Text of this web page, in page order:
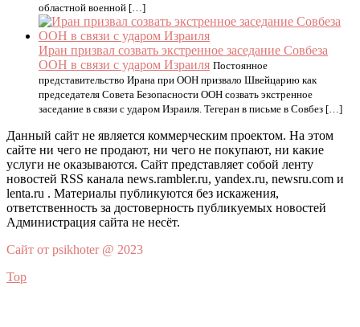
областной военной […]
Иран призвал созвать экстренное заседание Совбеза
ООН в связи с ударом Израиля Постоянное
представительство Ирана при ООН призвало Швейцарию как
председателя Совета Безопасности ООН созвать экстренное
заседание в связи с ударом Израиля. Тегеран в письме в Совбез […]
Данный сайт не является коммерческим проектом. На этом
сайте ни чего не продают, ни чего не покупают, ни какие
услуги не оказываются. Сайт представляет собой ленту
новостей RSS канала news.rambler.ru, yandex.ru, newsru.com и
lenta.ru . Материалы публикуются без искажения,
ответственность за достоверность публикуемых новостей
Администрация сайта не несёт.
Сайт от psikhoter @ 2023
Top